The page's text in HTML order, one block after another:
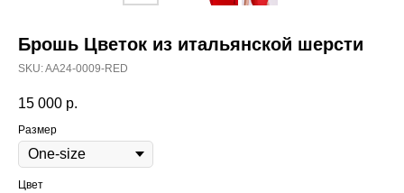
Брошь Цветок из итальянской шерсти
SKU:AA24-0009-RED
15 000 р.
Размер
Цвет